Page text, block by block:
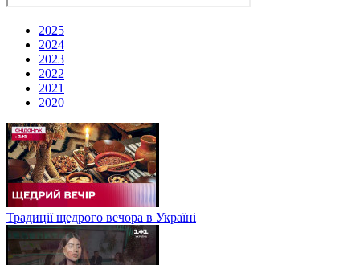
2025
2024
2023
2022
2021
2020
Традиції щедрого вечора в Україні